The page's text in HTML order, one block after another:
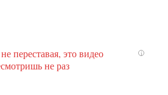
i
переставая, это видео
не раз